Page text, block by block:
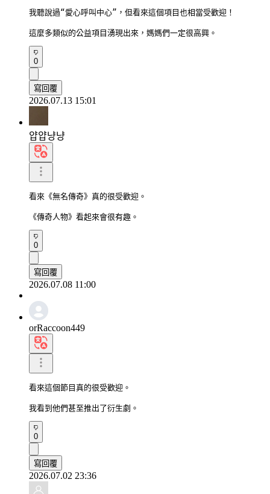
我聽說過“愛心呼叫中心”，但看來這個項目也相當受歡迎！
這麼多類似的公益項目湧現出來，媽媽們一定很高興。
0
寫回覆
2026.07.13 15:01
얍얍냥냥
看來《無名傳奇》真的很受歡迎。
《傳奇人物》看起來會很有趣。
0
寫回覆
2026.07.08 11:00
orRaccoon449
看來這個節目真的很受歡迎。
我看到他們甚至推出了衍生劇。
0
寫回覆
2026.07.02 23:36